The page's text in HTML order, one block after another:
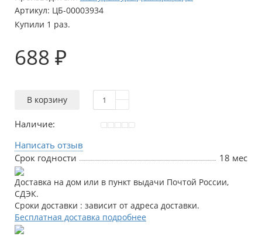
Артикул: ЦБ-00003934
Купили 1 раз.
688 ₽
В корзину
Наличие:
Написать отзыв
Срок годности
18 мес
Доставка на дом или в пункт выдачи Почтой России,
СДЭК.
Сроки доставки : зависит от адреса доставки.
Бесплатная доставка подробнее